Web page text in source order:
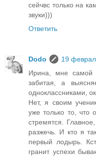
сейчвс только на
звуки)))
Ответить
Dodo
19
Ирина, мне самой
забитая, а
одноклассниками,
Нет, я своим
уже только то, что
стремятся.
разжечь. И кто я
первый лодырь.
гранит успехи